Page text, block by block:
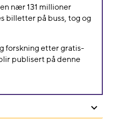
nær 131 millioner
billetter på buss, tog og
forskning etter gratis-
publisert på denne